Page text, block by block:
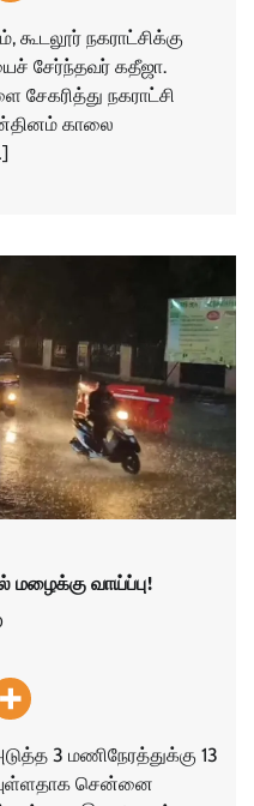
கூடலூர் நகராட்சிக்கு
சேர்ந்தவர் கதீஜா.
நகராட்சி
காலை
வாய்ப்பு!
3 மணிநேரத்துக்கு 13
சென்னை